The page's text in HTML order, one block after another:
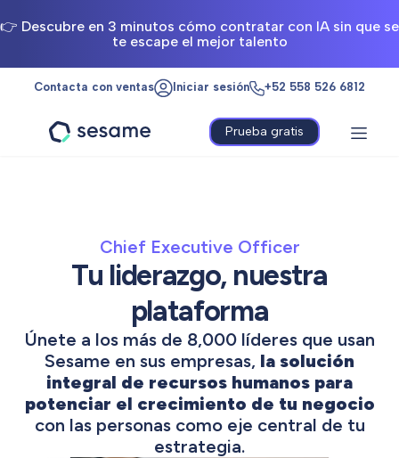
👉 Descubre en 3 minutos cómo contratar con IA sin que se
te escape el mejor talento
Contacta con ventas Iniciar sesión +52 558 526 6812
Prueba gratis
Chief Executive Officer
Tu liderazgo, nuestra
plataforma
Únete a los más de 8,000 líderes que usan
Sesame en sus empresas, la solución
integral de recursos humanos para
potenciar el crecimiento de tu negocio
con las personas como eje central de tu
estrategia.